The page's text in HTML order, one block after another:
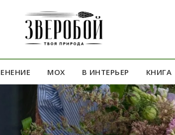
МОХ В ИНТЕРЬЕР КНИГА